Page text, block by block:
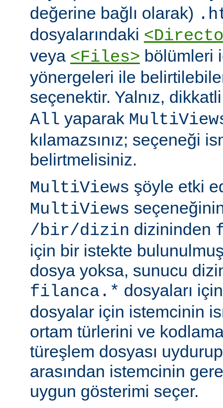
değerine bağlı olarak)
dosyalarındaki
veya <Files> bölümleri
yönergeleri ile
seçenektir. Yalnız,
All yaparak
kılamazsınız; seçeneği
belirtmelisiniz.
MultiViews şöyle etki
MultiViews
/bir/dizin dizininden
için bir istekte
dosya yoksa, sunucu
filanca.* dosyaları
dosyalar için istemcinin
ortam türlerini ve
türeşlem dosyası
arasından istemcinin
uygun gösterimi seçer.